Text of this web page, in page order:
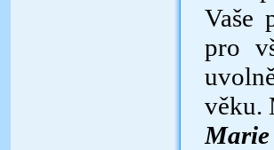
Vaše
pro
věku.
Marie